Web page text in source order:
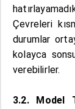
Çevreleri
durumlar
kolayca
verebilirler.
3.2. Model